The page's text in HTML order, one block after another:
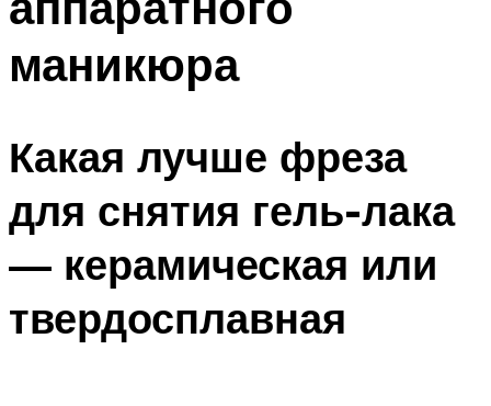
маникюра
Какая лучше фреза
для снятия гель-лака
— керамическая или
твердосплавная